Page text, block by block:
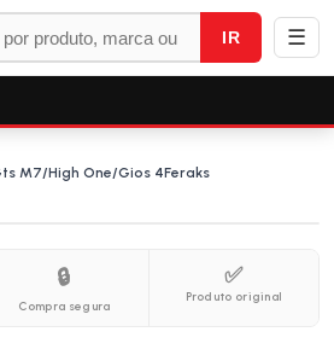
IR ☰
M7/High One/Gios 4Feraks
🔒
Compra segura
✅
Produto original